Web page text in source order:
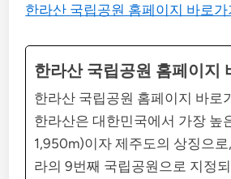
한라산 국립공원 홈페이지 바로가
한라산 국립공원 홈페이지
한라산 국립공원 홈페이지 바로
한라산은 대한민국에서 가장 높
1,950m)이자 제주도의 상징으
라의 9번째 국립공원으로 지정